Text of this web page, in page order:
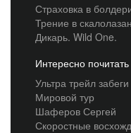
Страховка в
Трение в
Дикарь. Wild One.
Интересно почитать
Ультра трейл забеги
Мировой тур
Шаферов Сергей
Скоростные